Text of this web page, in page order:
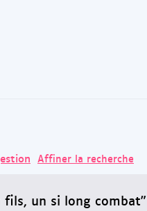
Affiner la recherche
fils, un si long combat"